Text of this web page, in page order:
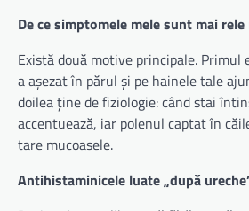
De ce simptomele mele sunt mai rele
Există două motive principale. Primul
a așezat în părul și pe hainele tale
doilea ține de fiziologie: când stai
accentuează, iar polenul captat în
tare mucoasele.
Antihistaminicele luate „după